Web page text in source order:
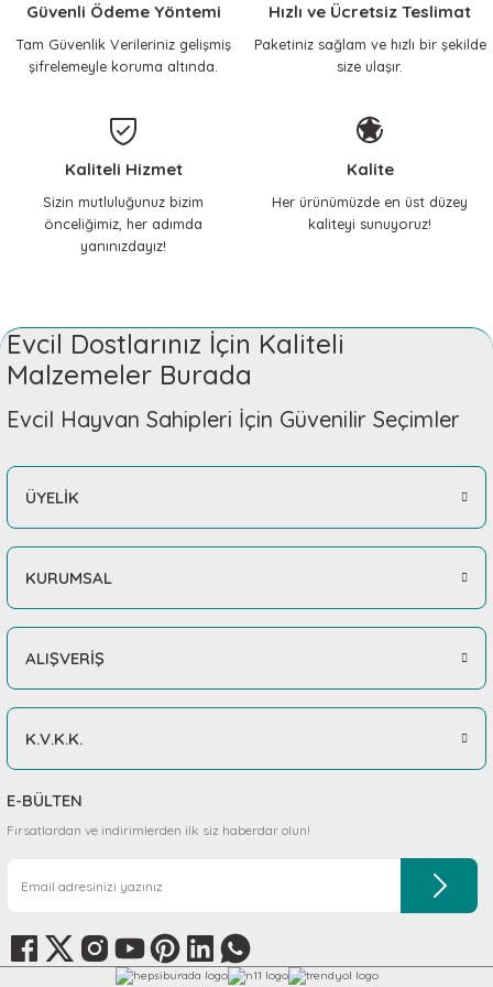
Sorun yaşamadan
ilhami yılmaz | 17/04/2026
Çok memnunum, her
ihtiyacımda mutlaka buraya
geliyorum, içim rahat
çocuklarıma güvenle alışveriş
yapıyorum.
Nilay Yılmaz | 14/02/2026
Gizem Özpınar | 18/11/2025
Teşekkürler
Gizem Özpınar | 18/11/2025
10 üzerinden 10
Nil Arya Tuğcu | 18/11/2025
Teşekkürler
Sevinç Kosovalı | 18/11/2025
Teşekkürler
Diğer yorumları göster
Sepete Ekle Sepete Ekle
Kedi Boyun Tasması CoolCats Pembe
KERBL Pet
Zilli Kedi Tasması Lastikli ve Çıngıraklı
KERBL Pet
Kedi Boyun Tasması Gökkuşağı Desenli
Sepete Ekle
KERBL Pet
Stokta Yok
Güvenli Ödeme Yöntemi
Tam Güvenlik Verileriniz gelişmiş
şifrelemeyle koruma altında.
Hızlı ve Ücretsiz Teslimat
Paketiniz sağlam ve hızlı bir şekilde
size ulaşır.
Kaliteli Hizmet
Sizin mutluluğunuz bizim
önceliğimiz, her adımda
yanınızdayız!
Kalite
Her ürünümüzde en üst düzey
kaliteyi sunuyoruz!
Evcil Dostlarınız İçin Kaliteli
Malzemeler Burada
Evcil Hayvan Sahipleri İçin Güvenilir Seçimler
ÜYELİK
KURUMSAL
ALIŞVERİŞ
K.V.K.K.
E-BÜLTEN
Fırsatlardan ve indirimlerden ilk siz haberdar olun!